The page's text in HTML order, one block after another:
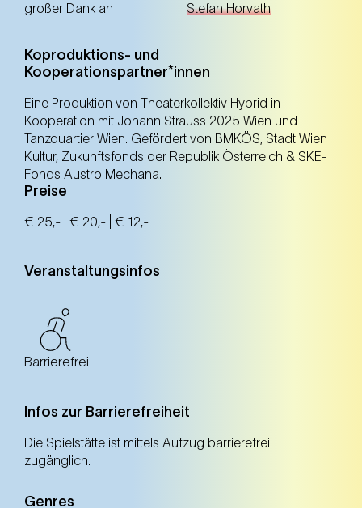
großer Dank an Stefan Horvath
Koproduktions- und
Kooperationspartner*innen
Eine Produktion von Theaterkollektiv Hybrid in
Kooperation mit Johann Strauss 2025 Wien und
Tanzquartier Wien. Gefördert von BMKÖS, Stadt Wien
Kultur, Zukunftsfonds der Republik Österreich & SKE-
Fonds Austro Mechana.
Preise
€ 25,- | € 20,- | € 12,-
Veranstaltungsinfos
Barrierefrei
Infos zur Barrierefreiheit
Die Spielstätte ist mittels Aufzug barrierefrei
zugänglich.
Genres